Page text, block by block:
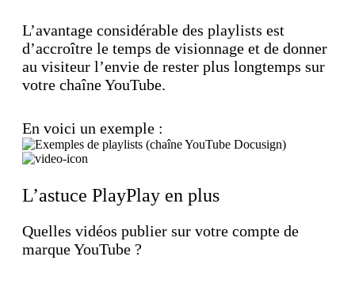
L’avantage considérable des playlists est
d’accroître le temps de visionnage et de donner
au visiteur l’envie de rester plus longtemps sur
votre chaîne YouTube.
En voici un exemple :
L’astuce PlayPlay en plus
Quelles vidéos publier sur votre compte de
marque YouTube ?